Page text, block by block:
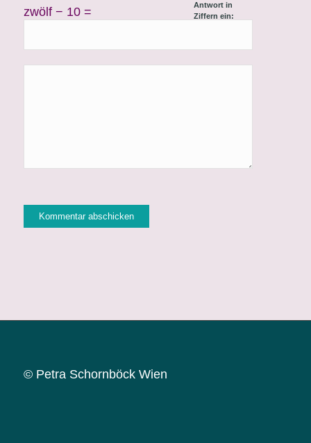
Antwort in
Ziffern ein:
zwölf − 10 =
© Petra Schornböck Wien